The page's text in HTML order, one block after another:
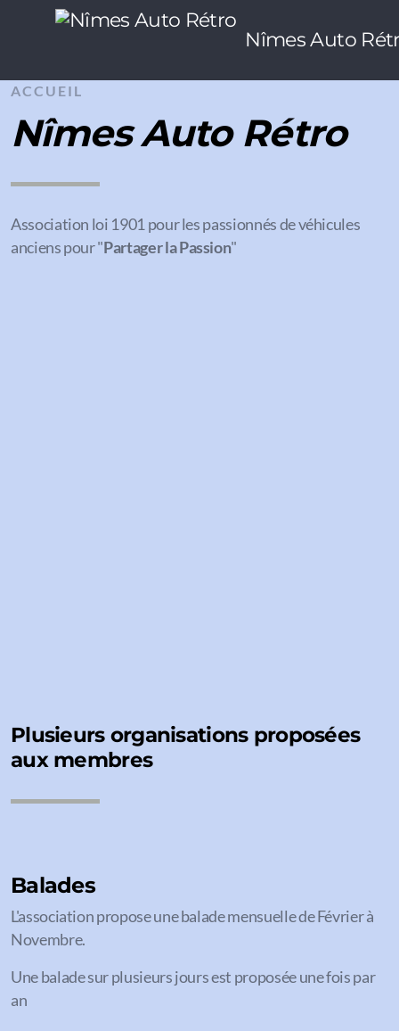
Nîmes Auto
ACCUEIL
Nîmes Auto Rétro
Association loi 1901 pour les passionnés de véhicules
anciens pour "Partager la Passion"
Plusieurs organisations proposées
aux membres
Balades
L'association propose une balade mensuelle de Février à
Novembre.
Une balade sur plusieurs jours est proposée une fois par
an